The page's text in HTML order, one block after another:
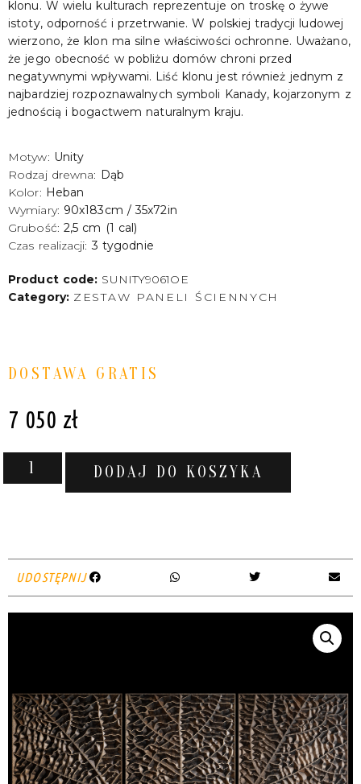
klonu. W wielu kulturach reprezentuje on troskę o żywe
istoty, odporność i przetrwanie. W polskiej tradycji ludowej
wierzono, że klon ma silne właściwości ochronne. Uważano,
że jego obecność w pobliżu domów chroni przed
negatywnymi wpływami. Liść klonu jest również jednym z
najbardziej rozpoznawalnych symboli Kanady, kojarzonym z
jednością i bogactwem naturalnym kraju.
Motyw: Unity
Rodzaj drewna: Dąb
Kolor: Heban
Wymiary: 90x183cm / 35x72in
Grubość: 2,5 cm (1 cal)
Czas realizacji:3 tygodnie
Product code: SUNITY9061OE
Category: ZESTAW PANELI ŚCIENNYCH
DOSTAWA GRATIS
7 050 zł
DODAJ DO KOSZYKA
UDOSTĘPNIJ